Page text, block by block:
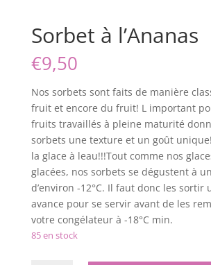
Sorbet à l’Ananas
€9,50
Nos sorbets sont faits de manière
fruit et encore du fruit! L important
fruits travaillés à pleine maturité
sorbets une texture et un goût
la glace à leau!!!Tout comme nos
glacées, nos sorbets se dégustent à
d’environ -12°C. Il faut donc les sortir
avance pour se servir avant de les
votre congélateur à -18°C min.
85 en stock